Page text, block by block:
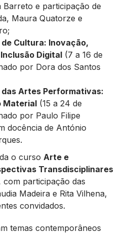
Barreto e participação de
Maura Quatorze e
Cultura: Inovação,
Digital (7 a 16 de
por Dora dos Santos
Artes Performativas:
Material (15 a 24 de
por Paulo Filipe
docência de António
o curso Arte e
Transdisciplinares
com participação das
Madeira e Rita Vilhena,
convidados.
temas contemporâneos